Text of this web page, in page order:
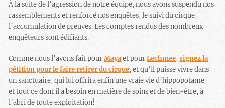
À la suite de l’agression de notre équipe, nous avons suspendu nos
rassemblements et renforcé nos enquêtes, le suivi du cirque,
l’accumulation de preuves. Les comptes rendus des nombreux
enquêteurs sont édifiants.
Comme nous l’avons fait pourMayaet pourLechmee,signez la
pétition pour le faire retirer du cirque, et qu’il puisse vivre dans
un sanctuaire, qui lui offrira enfin une vraie vie d’hippopotame
et tout ce dont il a besoin en matière de soins et de bien-être, à
l’abri de toute exploitation!